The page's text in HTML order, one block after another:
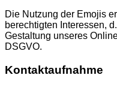
Die Nutzung der Emojis
berechtigten Interessen,
Gestaltung unseres
DSGVO.
Kontaktaufnahme